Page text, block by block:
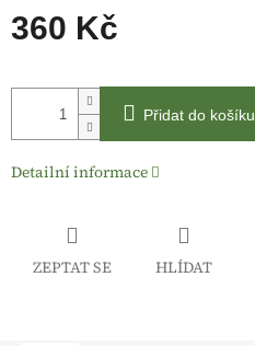
360 Kč
cena:
Přidat do košíku
Detailní informace
ZEPTAT SE HLÍDAT